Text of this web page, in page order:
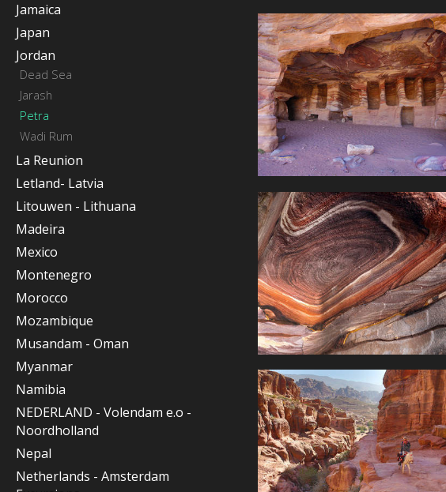
Jamaica
Japan
Jordan
Dead Sea
Jarash
Petra
Wadi Rum
La Reunion
Letland- Latvia
Litouwen - Lithuana
Madeira
Mexico
Montenegro
Morocco
Mozambique
Musandam - Oman
Myanmar
Namibia
NEDERLAND - Volendam e.o -
Noordholland
Nepal
Netherlands - Amsterdam